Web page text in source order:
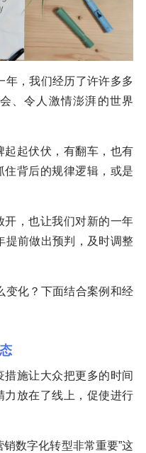
年，我们经历了许许多多
、令人激情澎湃的世界
起伏伏，有翻车，也有
背后的规律逻辑，或是
，也让我们对新的一年
提前做出预判，及时调整
变化？下面结合案例和经
施让大众把更多的时间
放在了线上，促使进行
数字化转型非常重要”这